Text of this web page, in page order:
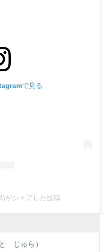
で見る
がシェアした投稿
じゅら）